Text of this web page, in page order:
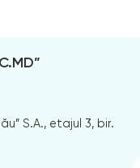
S.A., etajul 3, bir.